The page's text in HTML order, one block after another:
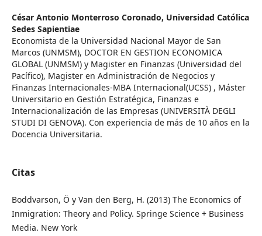
César Antonio Monterroso Coronado, Universidad Católica
Sedes Sapientiae
Economista de la Universidad Nacional Mayor de San
Marcos (UNMSM), DOCTOR EN GESTION ECONOMICA
GLOBAL (UNMSM) y Magister en Finanzas (Universidad del
Pacífico), Magister en Administración de Negocios y
Finanzas Internacionales-MBA Internacional(UCSS) , Máster
Universitario en Gestión Estratégica, Finanzas e
Internacionalización de las Empresas (UNIVERSITÀ DEGLI
STUDI DI GENOVA). Con experiencia de más de 10 años en la
Docencia Universitaria.
Citas
Boddvarson, Ö y Van den Berg, H. (2013) The Economics of
Inmigration: Theory and Policy. Springe Science + Business
Media. New York